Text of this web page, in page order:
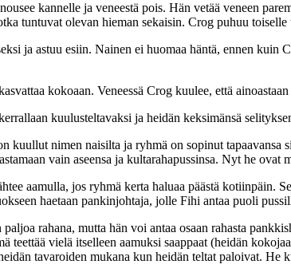
kannelle ja veneestä pois. Hän vetää veneen
tuntuvat olevan hieman sekaisin. Crog puhuu
ja astuu esiin. Nainen ei huomaa häntä, ennen
kokoaan. Veneessä Crog kuulee, että
kuulusteltavaksi ja heidän keksimänsä
kuullut nimen naisilta ja ryhmä on sopinut
vain aseensa ja kultarahapussinsa. Nyt he
aamulla, jos ryhmä kerta haluaa päästä
haetaan pankinjohtaja, jolle Fihi antaa puoli
rahana, mutta hän voi antaa osaan rahasta
teettää vielä itselleen aamuksi saappaat (heidän
tavaroiden mukana kun heidän teltat paloivat.